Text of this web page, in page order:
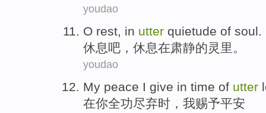
youdao
O rest, in utter quietude of soul.
休息吧，休息在肃静的灵里。
youdao
My peace I give in time of utter
在你全功尽弃时 ， 我赐予平安